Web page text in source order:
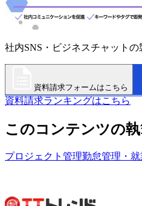
社内SNS・ビジネスチャットの
資料請求フォームはこちら
資料請求ランキングはこちら
このコンテンツの
プロジェクト管理勤怠管理・就